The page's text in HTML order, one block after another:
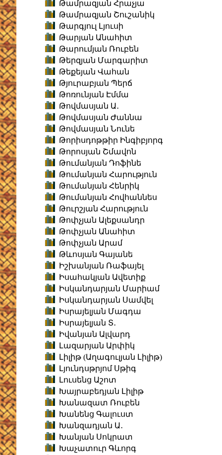
Թամրազյան Հրաչյա
Թամրազյան Շուշանիկ
Թարգյուլ Լյուսի
Թարյան Անահիտ
Թարումյան Ռուբեն
Թերզյան Մարգարիտ
Թեքեյան Վահան
Թյուրաբյան Պերճ
Թոռունյան Էմմա
Թովմասյան Ա․
Թովմասյան Ժաննա
Թովմասյան Նունե
Թորիսդոթթիր Ինգիբյորգ
Թորոսյան Շմավոն
Թումանյան Դոֆինե
Թումանյան Հարություն
Թումանյան Հենրիկ
Թումանյան Հովհաննես
Թուրշյան Հարություն
Թոփչյան Ալեքսանդր
Թոփչյան Անահիտ
Թոփչյան Արամ
Թևոսյան Գայանե
Իշխանյան Ռաֆայել
Իսահակյան Ավետիք
Իսկանդարյան Մարիամ
Իսկանդարյան Սամվել
Իսրայելյան Մագդա
Իսրայելյան Տ․
Իվանյան Ալվարդ
Լազարյան Արփիկ
Լիլիթ (Աղագուլյան Լիլիթ)
Լյունդսթրյոմ Սթիգ
Լուսենց Աշոտ
Խայրաբեդյան Լիլիթ
Խանազատ Ռուբեն
Խանենց Գալուստ
Խանզադյան Ա․
Խանյան Սոկրատ
Խաչատուր Գևորգ